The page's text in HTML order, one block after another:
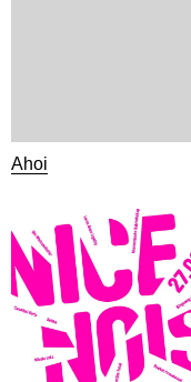
Ahoi